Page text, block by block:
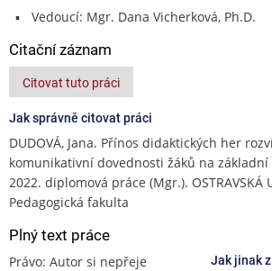
Vedoucí: Mgr. Dana Vicherková, Ph.D.
Citační záznam
Citovat tuto práci
Jak správně citovat práci
DUDOVÁ, Jana. Přínos didaktických her
komunikativní dovednosti žáků na základní
2022. diplomová práce (Mgr.). OSTRAVSKÁ
Pedagogická fakulta
Plný text práce
Právo: Autor si nepřeje
Jak jinak